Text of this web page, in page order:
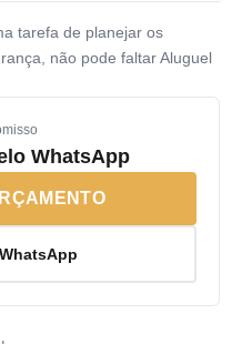
tarefa de planejar os
não pode faltar Aluguel
WhatsApp